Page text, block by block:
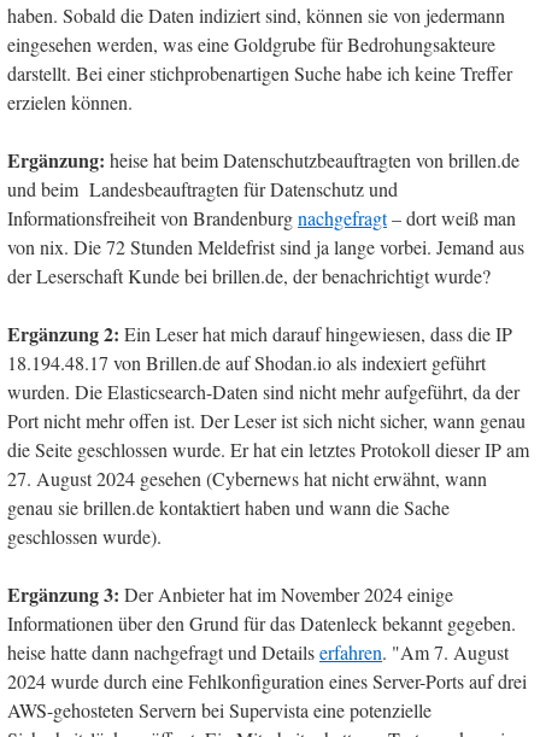
haben. Sobald die Daten indiziert sind, können sie von jedermann
eingesehen werden, was eine Goldgrube für Bedrohungsakteure
darstellt. Bei einer stichprobenartigen Suche habe ich keine Treffer
erzielen können.
Ergänzung: heise hat beim Datenschutzbeauftragten von brillen.de
und beim Landesbeauftragten für Datenschutz und
Informationsfreiheit von Brandenburgnachgefragt– dort weiß man
von nix. Die 72 Stunden Meldefrist sind ja lange vorbei. Jemand aus
der Leserschaft Kunde bei brillen.de, der benachrichtigt wurde?
Ergänzung 2: Ein Leser hat mich darauf hingewiesen, dass die IP
18.194.48.17 von Brillen.de auf Shodan.io als indexiert geführt
wurden. Die Elasticsearch-Daten sind nicht mehr aufgeführt, da der
Port nicht mehr offen ist. Der Leser ist sich nicht sicher, wann genau
die Seite geschlossen wurde. Er hat ein letztes Protokoll dieser IP am
27. August 2024 gesehen (Cybernews hat nicht erwähnt, wann
genau sie brillen.de kontaktiert haben und wann die Sache
geschlossen wurde).
Ergänzung 3: Der Anbieter hat im November 2024 einige
Informationen über den Grund für das Datenleck bekannt gegeben.
heise hatte dann nachgefragt und Detailserfahren. "Am 7. August
2024 wurde durch eine Fehlkonfiguration eines Server-Ports auf drei
AWS-gehosteten Servern bei Supervista eine potenzielle